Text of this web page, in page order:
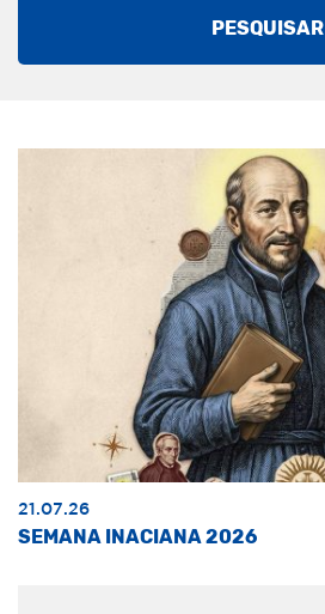
PESQUISAR
21.07.26
SEMANA INACIANA 2026